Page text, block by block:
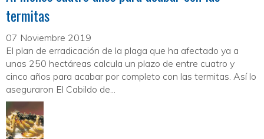
termitas
07 Noviembre 2019
El plan de erradicación de la plaga que ha afectado ya a
unas 250 hectáreas calcula un plazo de entre cuatro y
cinco años para acabar por completo con las termitas. Así lo
aseguraron El Cabildo de...